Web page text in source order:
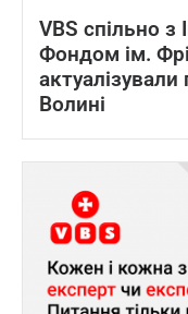
VBS спільно з
Фондом ім.
актуалізували
Волині